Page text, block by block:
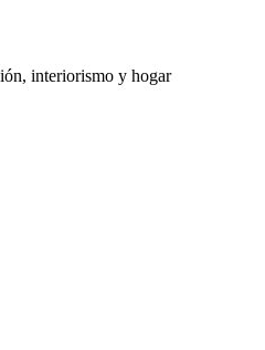
interiorismo y hogar